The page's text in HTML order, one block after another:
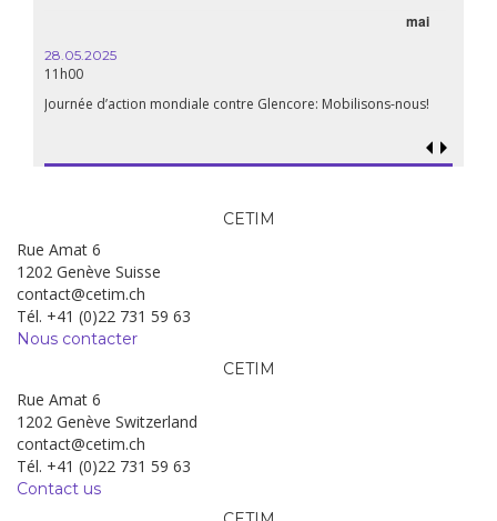
mai
28.05.2025
11h00
Journée d’action mondiale contre Glencore: Mobilisons-nous!
CETIM
Rue Amat 6
1202 Genève Suisse
contact@cetim.ch
Tél. +41 (0)22 731 59 63
Nous contacter
CETIM
Rue Amat 6
1202 Genève Switzerland
contact@cetim.ch
Tél. +41 (0)22 731 59 63
Contact us